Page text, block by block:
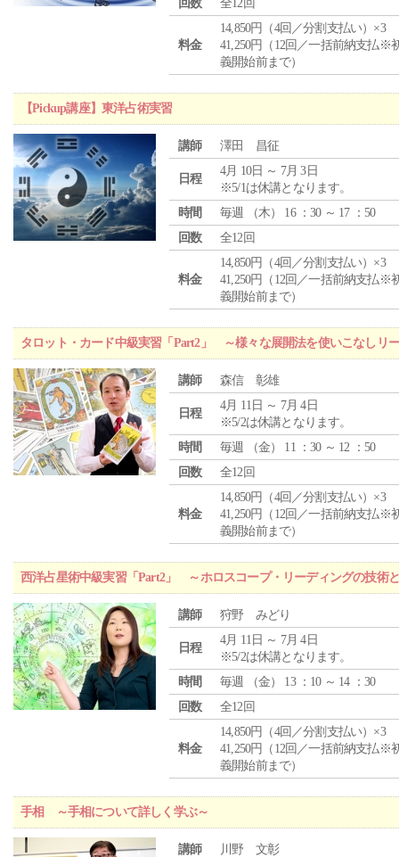
回数 全12回
料金
14,850円（4回／分割支払い）×3
41,250円（12回／一括前納支払※
義開始前まで）
【Pickup講座】東洋占術実習
講師 澤田 昌征
日程
4月 10日 ～ 7月 3日
※5/1は休講となります。
時間
毎週 （木） 16 ：30 ～ 17 ：50
回数
全12回
料金
14,850円（4回／分割支払い）×3
41,250円（12回／一括前納支払※
義開始前まで）
タロット・カード中級実習「Part2」 ～様々な展開法を使いこなしリ
講師 森信 彰雄
日程
4月 11日 ～ 7月 4日
※5/2は休講となります。
時間
毎週 （金） 11 ：30 ～ 12 ：50
回数
全12回
料金
14,850円（4回／分割支払い）×3
41,250円（12回／一括前納支払※
義開始前まで）
西洋占星術中級実習「Part2」 ～ホロスコープ・リーディングの技術
講師 狩野 みどり
日程
4月 11日 ～ 7月 4日
※5/2は休講となります。
時間
毎週 （金） 13 ：10 ～ 14 ：30
回数
全12回
料金
14,850円（4回／分割支払い）×3
41,250円（12回／一括前納支払※
義開始前まで）
手相 ～手相について詳しく学ぶ～
講師 川野 文彰